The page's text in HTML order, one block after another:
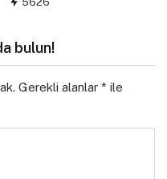
bulun!
Gerekli alanlar * ile